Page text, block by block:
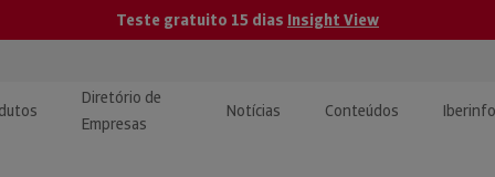
Teste gratuito 15 dias Insight View
Diretório de
Empresas
Notícias Conteúdos